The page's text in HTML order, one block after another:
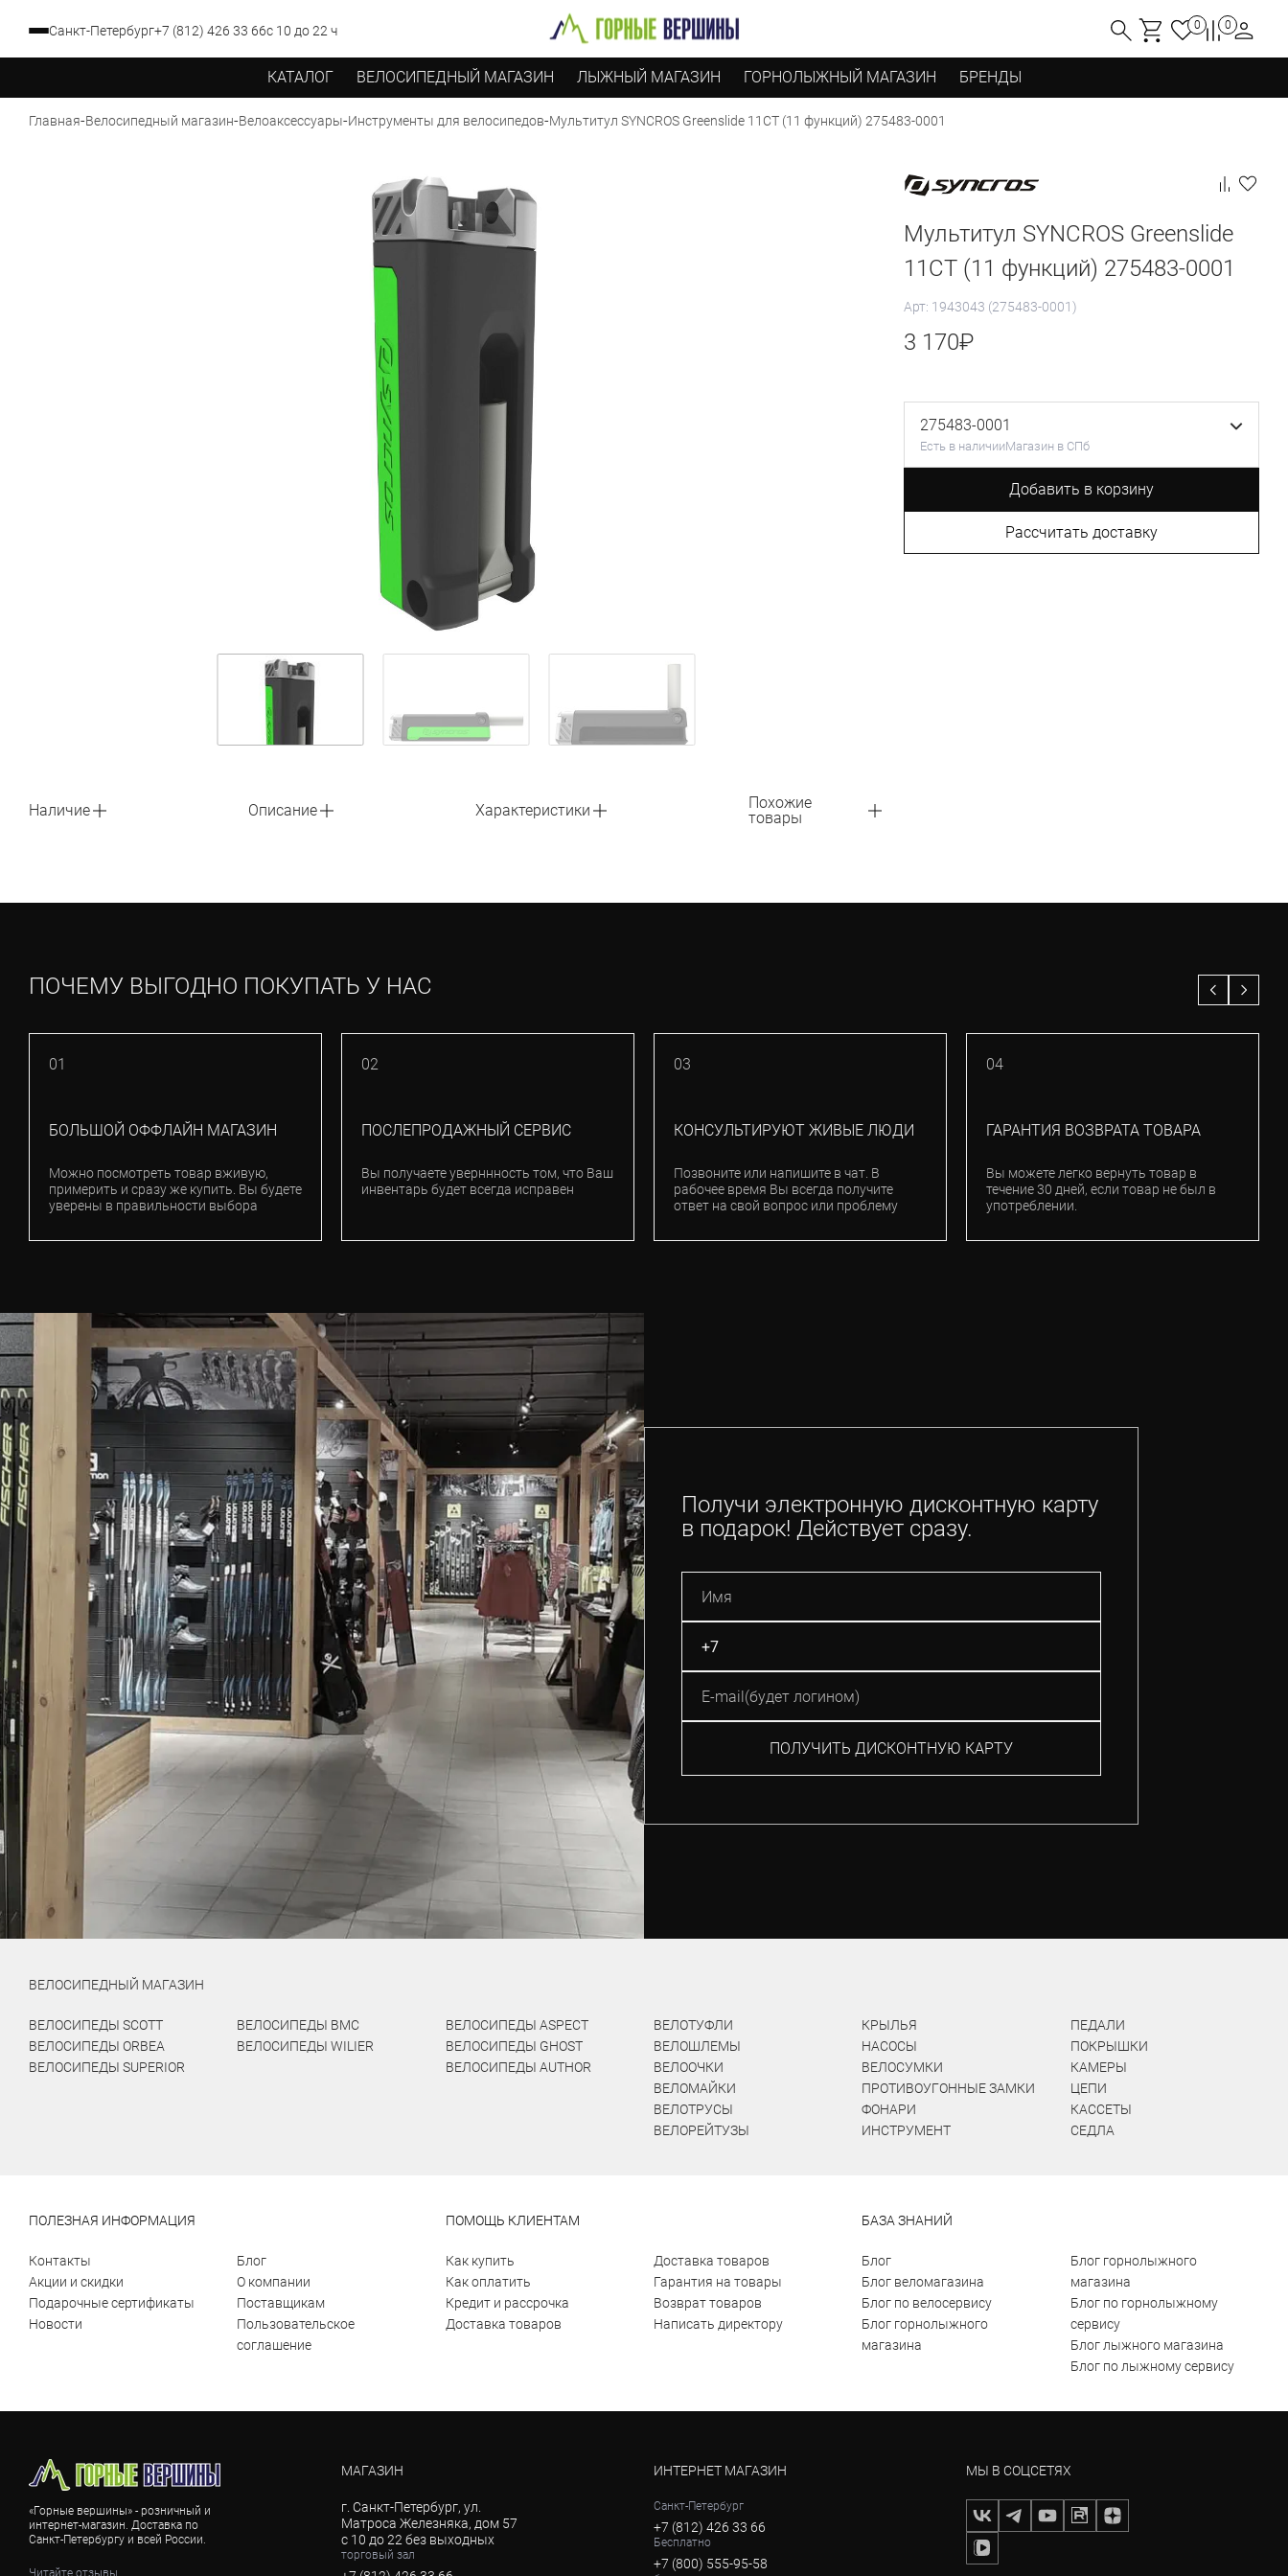
Санкт-Петербург+7 (812) 426 33 66с 10 до 22 ч 0 0
КАТАЛОГ ВЕЛОСИПЕДНЫЙ МАГАЗИН ЛЫЖНЫЙ МАГАЗИН ГОРНОЛЫЖНЫЙ МАГАЗИН БРЕНДЫ
Главная-Велосипедный магазин-Велоаксессуары-Инструменты для велосипедов-Мультитул SYNCROS Greenslide 11CT (11 функций) 275483-0001
Мультитул SYNCROS Greenslide
11CT (11 функций) 275483-0001
Арт: 1943043 (275483-0001)
3 170₽
275483-0001
Есть в наличииМагазин в СПб
Добавить в корзину
Рассчитать доставку
Наличие Описание Характеристики
Похожие
товары
ПОЧЕМУ ВЫГОДНО ПОКУПАТЬ У НАС
01
БОЛЬШОЙ ОФФЛАЙН МАГАЗИН
Можно посмотреть товар вживую,
примерить и сразу же купить. Вы будете
уверены в правильности выбора
02
ПОСЛЕПРОДАЖНЫЙ СЕРВИС
Вы получаете уверннность том, что Ваш
инвентарь будет всегда исправен
03
КОНСУЛЬТИРУЮТ ЖИВЫЕ ЛЮДИ
Позвоните или напишите в чат. В
рабочее время Вы всегда получите
ответ на свой вопрос или проблему
04
ГАРАНТИЯ ВОЗВРАТА ТОВАРА
Вы можете легко вернуть товар в
течение 30 дней, если товар не был в
употреблении.
Получи электронную дисконтную карту
в подарок! Действует сразу.
ПОЛУЧИТЬ ДИСКОНТНУЮ КАРТУ
ВЕЛОСИПЕДНЫЙ МАГАЗИН
ВЕЛОСИПЕДЫ SCOTT
ВЕЛОСИПЕДЫ ORBEA
ВЕЛОСИПЕДЫ SUPERIOR
ВЕЛОСИПЕДЫ BMC
ВЕЛОСИПЕДЫ WILIER
ВЕЛОСИПЕДЫ ASPECT
ВЕЛОСИПЕДЫ GHOST
ВЕЛОСИПЕДЫ AUTHOR
ВЕЛОТУФЛИ
ВЕЛОШЛЕМЫ
ВЕЛООЧКИ
ВЕЛОМАЙКИ
ВЕЛОТРУСЫ
ВЕЛОРЕЙТУЗЫ
КРЫЛЬЯ
НАСОСЫ
ВЕЛОСУМКИ
ПРОТИВОУГОННЫЕ ЗАМКИ
ФОНАРИ
ИНСТРУМЕНТ
ПЕДАЛИ
ПОКРЫШКИ
КАМЕРЫ
ЦЕПИ
КАССЕТЫ
СЕДЛА
ПОЛЕЗНАЯ ИНФОРМАЦИЯ
Контакты
Акции и скидки
Подарочные сертификаты
Новости
Блог
О компании
Поставщикам
Пользовательское
соглашение
ПОМОЩЬ КЛИЕНТАМ
Как купить
Как оплатить
Кредит и рассрочка
Доставка товаров
Доставка товаров
Гарантия на товары
Возврат товаров
Написать директору
БАЗА ЗНАНИЙ
Блог
Блог веломагазина
Блог по велосервису
Блог горнолыжного
магазина
Блог горнолыжного
магазина
Блог по горнолыжному
сервису
Блог лыжного магазина
Блог по лыжному сервису
«Горные вершины» - розничный и
интернет-магазин. Доставка по
Санкт-Петербургу и всей России.
Читайте отзывы
МАГАЗИН
г. Санкт-Петербург, ул.
Матроса Железняка, дом 57
с 10 до 22 без выходных
торговый зал
ИНТЕРНЕТ МАГАЗИН
Санкт-Петербург
+7 (812) 426 33 66
Бесплатно
+7 (800) 555-95-58
МЫ В СОЦСЕТЯХ